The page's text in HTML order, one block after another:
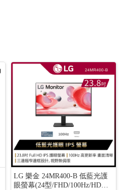
LG 樂金 24MR400-B 低藍光護
眼螢幕(24型/FHD/100Hz/HDMI/